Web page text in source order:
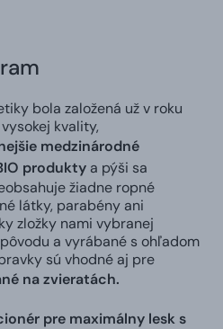
bola založená už v roku
kvality,
medzinárodné
produkty a pýši sa
žiadne ropné
látky, parabény ani
zložky nami vybranej
a vyrábané s ohľadom
sú vhodné aj pre
na zvieratách.
pre maximálny lesk s